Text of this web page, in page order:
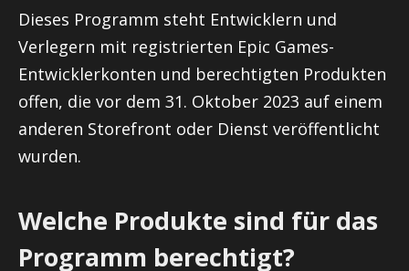
Dieses Programm steht Entwicklern und
Verlegern mit registrierten Epic Games-
Entwicklerkonten und berechtigten Produkten
offen, die vor dem 31. Oktober 2023 auf einem
anderen Storefront oder Dienst veröffentlicht
wurden.
Welche Produkte sind für das
Programm berechtigt?